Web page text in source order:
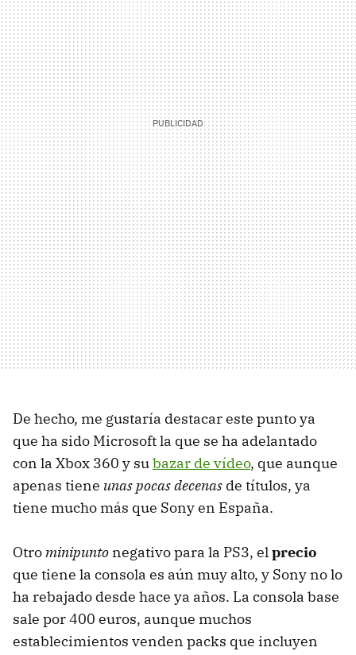
De hecho, me gustaría destacar este punto ya
que ha sido Microsoft la que se ha adelantado
con la Xbox 360 y subazar de vídeo, que aunque
apenas tiene unas pocas decenas de títulos, ya
tiene mucho más que Sony en España.
Otro minipunto negativo para la PS3, el precio
que tiene la consola es aún muy alto, y Sony no lo
ha rebajado desde hace ya años. La consola base
sale por 400 euros, aunque muchos
establecimientos venden packs que incluyen